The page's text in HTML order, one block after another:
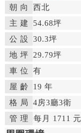
朝 向
西北
主 建
54.68坪
公 設
30.3坪
地 坪
29.79坪
車 位
有
屋 齡
19 年
格 局
4房3廳3衛
管 理
每月 1711 元